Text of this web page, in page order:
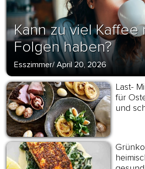
Kann zu viel Kaffee
Folgen haben?
Esszimmer/ April 20, 2026
Last-
für
und